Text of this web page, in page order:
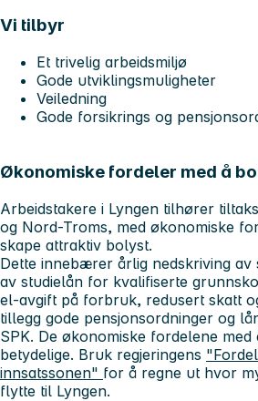
Vi tilbyr
Et trivelig arbeidsmiljø
Gode utviklingsmuligheter
Veiledning
Gode forsikrings og
Økonomiske fordeler med å bo
Arbeidstakere i Lyngen tilhører
og Nord-Troms, med økonomiske
skape attraktiv bolyst.
Dette innebærer årlig nedskriving av
av studielån for kvalifiserte
el-avgift på forbruk, redusert skatt
tillegg gode pensjonsordninger og
SPK. De økonomiske fordelene med
betydelige. Bruk regjeringens
innsatssonen" for å regne ut hvor
flytte til Lyngen.